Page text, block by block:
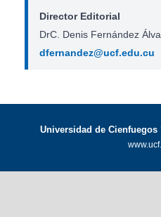
Director Editorial
DrC. Denis Fernández
dfernandez@ucf.edu.cu
Universidad de Cienfuegos